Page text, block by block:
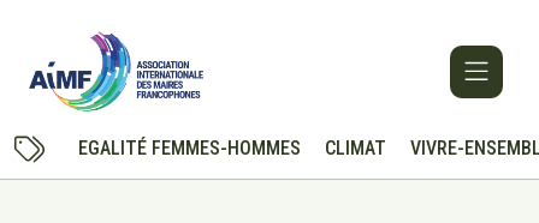
EGALITÉ FEMMES-HOMMES CLIMAT VIVRE-